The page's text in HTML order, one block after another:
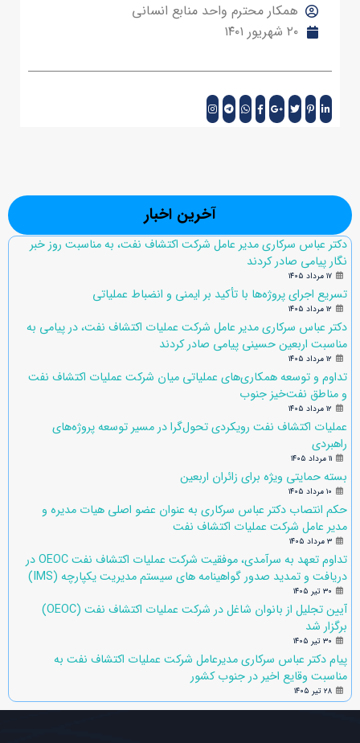
همکار محترم واحد منابع انسانی
۲۰ شهریور ۱۴۰۱
آخرین اخبار
دکتر عباس سرکاری مدیر عامل شرکت اکتشاف نفت، به مناسبت روز خبر
نگار پیامی صادر کردند
۱۷ مرداد ۱۴۰۵
تسریع اجرای پروژه‌ها با تأکید بر ایمنی و انضباط عملیاتی
۱۲ مرداد ۱۴۰۵
دکتر عباس سرکاری مدیر عامل شرکت عملیات اکتشاف نفت، در پیامی به
مناسبت اربعین حسینی پیامی صادر کردند
۱۲ مرداد ۱۴۰۵
تداوم و توسعه همکاری‌های عملیاتی میان شرکت عملیات اکتشاف نفت
و مناطق نفت‌خیز جنوب
۱۲ مرداد ۱۴۰۵
عملیات اکتشاف نفت رویکردی تحول‌گرا در مسیر توسعه پروژه‌های
راهبردی
۱۱ مرداد ۱۴۰۵
بسته حمایتی ویژه برای زائران اربعین
۱۰ مرداد ۱۴۰۵
حکم انتصاب دکتر عباس سرکاری به عنوان عضو اصلی هیات مدیره و
مدیر عامل شرکت عملیات اکتشاف نفت
۳ مرداد ۱۴۰۵
تداوم تعهد به سرآمدی، موفقیت شرکت عملیات اکتشاف نفت OEOC در
دریافت و تمدید صدور گواهینامه های سیستم مدیریت یکپارچه (IMS)
۳۰ تیر ۱۴۰۵
آیین تجلیل از بانوان شاغل در شرکت عملیات اکتشاف نفت (OEOC)
برگزار شد
۳۰ تیر ۱۴۰۵
پیام دکتر عباس سرکاری مدیرعامل شرکت عملیات اکتشاف نفت به
مناسبت وقایع اخیر در جنوب کشور
۲۸ تیر ۱۴۰۵